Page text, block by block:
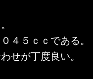
４５ｃｃである。
せが丁度良い。